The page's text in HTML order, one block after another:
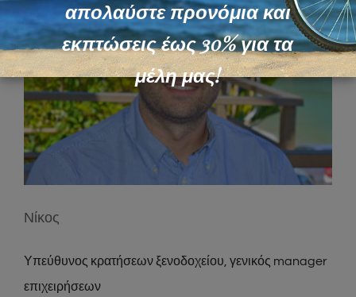
Νίκος
Υπεύθυνος κρατήσεων ξενοδοχείου, γενικός manager
επιχειρήσεων
απολαύστε προνόμια και
εκπτώσεις έως 30% για τα
μέλη μας!